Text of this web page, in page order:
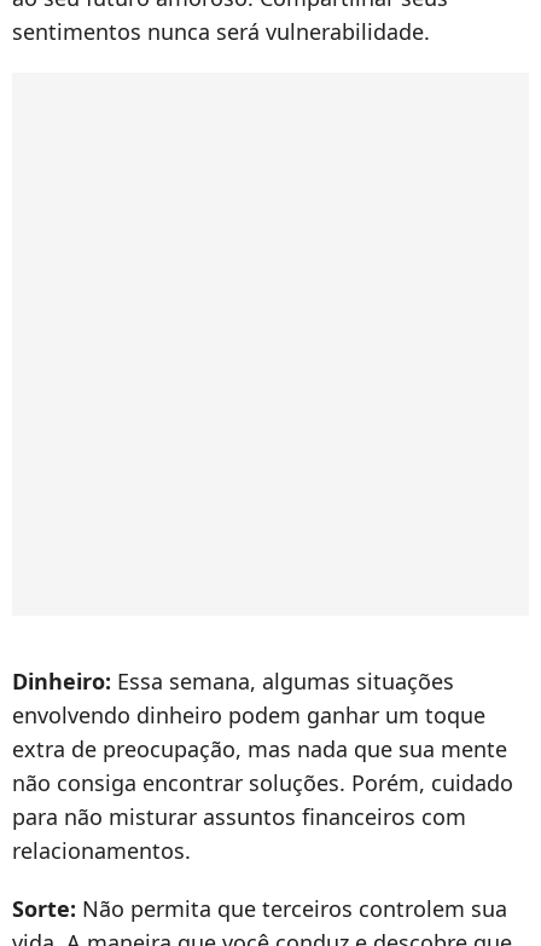
sentimentos nunca será vulnerabilidade.
Dinheiro: Essa semana, algumas situações
envolvendo dinheiro podem ganhar um toque
extra de preocupação, mas nada que sua mente
não consiga encontrar soluções. Porém, cuidado
para não misturar assuntos financeiros com
relacionamentos.
Sorte: Não permita que terceiros controlem sua